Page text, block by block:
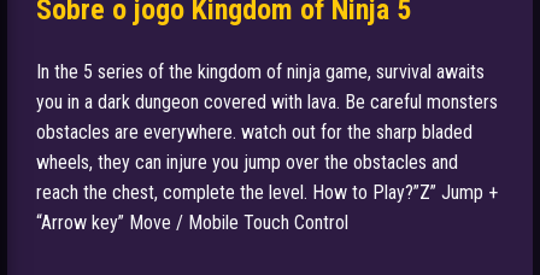
Sobre o jogo Kingdom of Ninja 5
In the 5 series of the kingdom of ninja game, survival awaits
you in a dark dungeon covered with lava. Be careful monsters
obstacles are everywhere. watch out for the sharp bladed
wheels, they can injure you jump over the obstacles and
reach the chest, complete the level. How to Play?”Z” Jump +
“Arrow key” Move / Mobile Touch Control